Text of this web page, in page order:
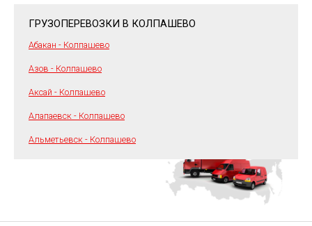
ГРУЗОПЕРЕВОЗКИ В КОЛПАШЕВО
Абакан - Колпашево
Азов - Колпашево
Аксай - Колпашево
Алапаевск - Колпашево
Альметьевск - Колпашево